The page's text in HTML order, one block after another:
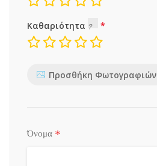
Καθαριότητα
Προσθήκη Φωτογραφιών
Όνομα *